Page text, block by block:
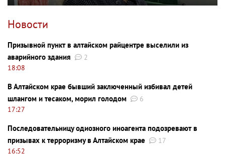
Новости
Призывной пункт в алтайском райцентре выселили из
аварийного здания
2
18:08
В Алтайском крае бывший заключенный избивал детей
шлангом и тесаком, морил голодом
6
17:27
Последовательницу одиозного иноагента подозревают в
призывах к терроризму в Алтайском крае
17
16:52